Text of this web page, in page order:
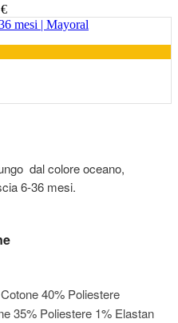
dal colore oceano,
6-36 mesi.
40% Poliestere
35% Poliestere 1% Elastan